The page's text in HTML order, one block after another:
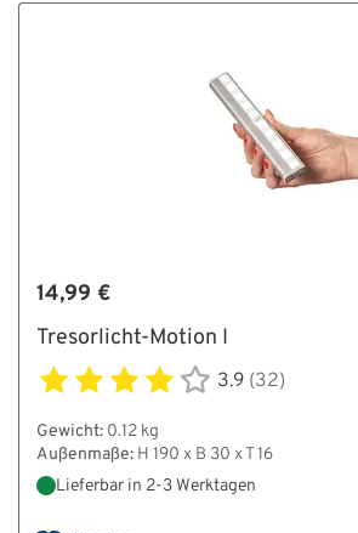
14,99 €
Tresorlicht-Motion I
3.9 (32)
Gewicht: 0.12 kg
Außenmaße: H 190 x B 30 x T 16
Lieferbar in 2-3 Werktagen